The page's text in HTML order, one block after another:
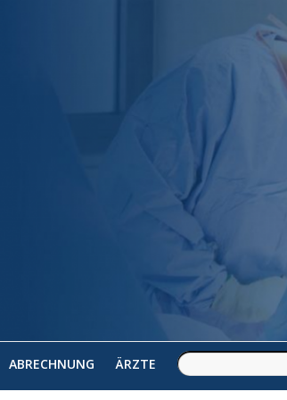
ABRECHNUNG ÄRZTE